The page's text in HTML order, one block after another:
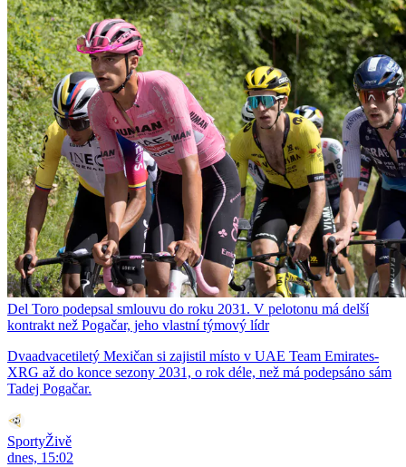
Del Toro podepsal smlouvu do roku 2031. V pelotonu má delší
kontrakt než Pogačar, jeho vlastní týmový lídr
Dvaadvacetiletý Mexičan si zajistil místo v UAE Team Emirates-
XRG až do konce sezony 2031, o rok déle, než má podepsáno sám
Tadej Pogačar.
SportyŽivě
dnes, 15:02